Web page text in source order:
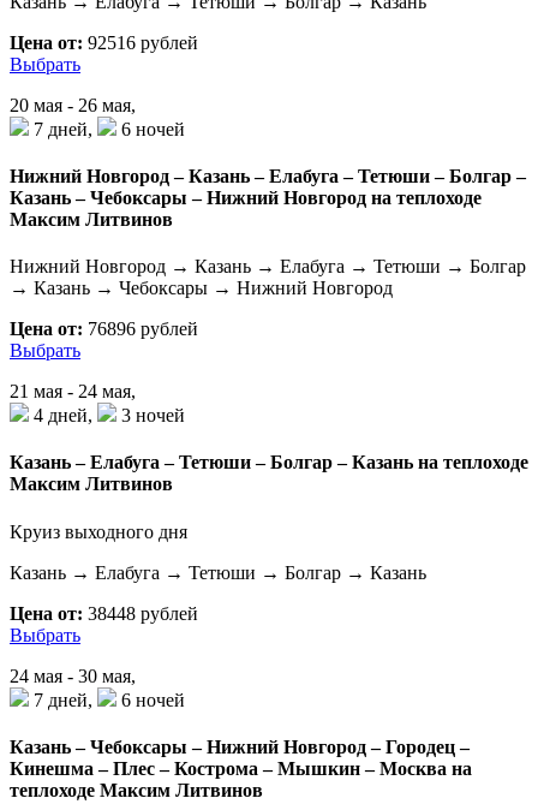
Цена от: 92516 рублей
Выбрать
20 мая - 26 мая,
7 дней,
6 ночей
Нижний Новгород – Казань – Елабуга – Тетюши – Болгар –
Казань – Чебоксары – Нижний Новгород на теплоходе
Максим Литвинов
Нижний Новгород → Казань → Елабуга → Тетюши → Болгар
→ Казань → Чебоксары → Нижний Новгород
Цена от: 76896 рублей
Выбрать
21 мая - 24 мая,
4 дней,
3 ночей
Казань – Елабуга – Тетюши – Болгар – Казань на теплоходе
Максим Литвинов
Круиз выходного дня
Казань → Елабуга → Тетюши → Болгар → Казань
Цена от: 38448 рублей
Выбрать
24 мая - 30 мая,
7 дней,
6 ночей
Казань – Чебоксары – Нижний Новгород – Городец –
Кинешма – Плес – Кострома – Мышкин – Москва на
теплоходе Максим Литвинов